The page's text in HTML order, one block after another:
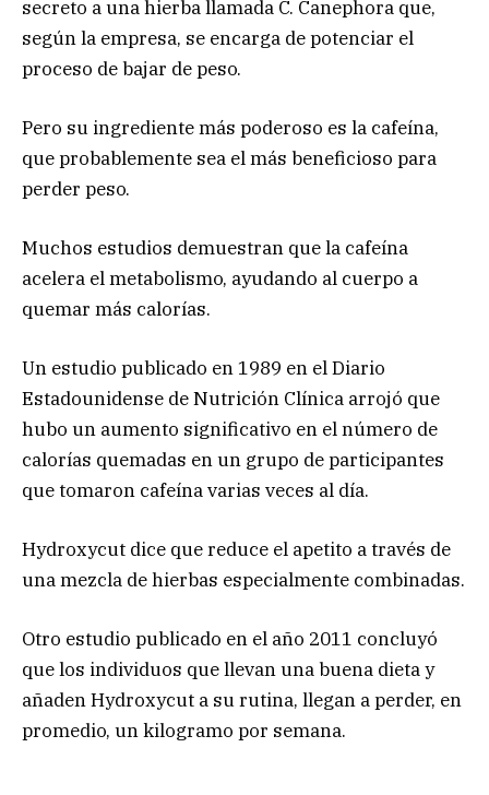
secreto a una hierba llamada C. Canephora que,
según la empresa, se encarga de potenciar el
proceso de bajar de peso.
Pero su ingrediente más poderoso es la cafeína,
que probablemente sea el más beneficioso para
perder peso.
Muchos estudios demuestran que la cafeína
acelera el metabolismo, ayudando al cuerpo a
quemar más calorías.
Un estudio publicado en 1989 en el Diario
Estadounidense de Nutrición Clínica arrojó que
hubo un aumento significativo en el número de
calorías quemadas en un grupo de participantes
que tomaron cafeína varias veces al día.
Hydroxycut dice que reduce el apetito a través de
una mezcla de hierbas especialmente combinadas.
Otro estudio publicado en el año 2011 concluyó
que los individuos que llevan una buena dieta y
añaden Hydroxycut a su rutina, llegan a perder, en
promedio, un kilogramo por semana.